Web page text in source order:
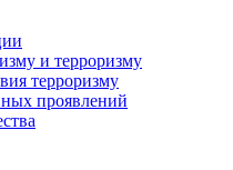
и терроризму
терроризму
проявлений